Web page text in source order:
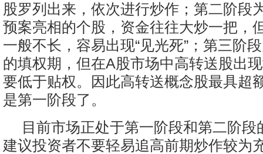
股罗列出来，依次进行炒作；第二阶段
预案亮相的个股，资金往往大炒一把，
一般不长，容易出现“见光死”；第三阶
的填权期，但在A股市场中高转送股出
要低于贴权。因此高转送概念股最具超
是第一阶段了。
目前市场正处于第一阶段和第二阶段
建议投资者不要轻易追高前期炒作较为